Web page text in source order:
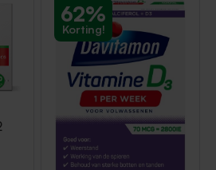
62%
Korting!